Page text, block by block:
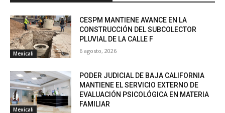
Mexicali
CESPM MANTIENE AVANCE EN LA
CONSTRUCCIÓN DEL SUBCOLECTOR
PLUVIAL DE LA CALLE F
6 agosto, 2026
Mexicali
PODER JUDICIAL DE BAJA CALIFORNIA
MANTIENE EL SERVICIO EXTERNO DE
EVALUACIÓN PSICOLÓGICA EN MATERIA
FAMILIAR